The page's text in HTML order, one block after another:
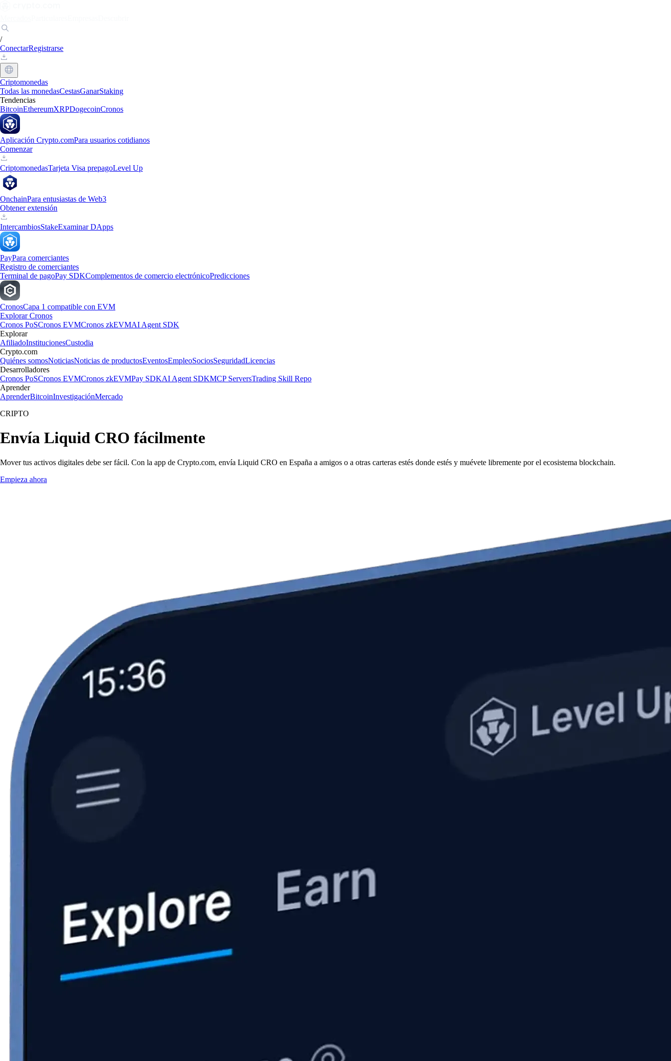
/
ConectarRegistrarse
Criptomonedas
Todas las monedasCestasGanarStaking
Tendencias
BitcoinEthereumXRPDogecoinCronos
Aplicación Crypto.comPara usuarios cotidianos
Comenzar
CriptomonedasTarjeta Visa prepagoLevel Up
OnchainPara entusiastas de Web3
Obtener extensión
IntercambiosStakeExaminar DApps
PayPara comerciantes
Registro de comerciantes
Terminal de pagoPay SDKComplementos de comercio electrónicoPredicciones
CronosCapa 1 compatible con EVM
Explorar Cronos
Cronos PoSCronos EVMCronos zkEVMAI Agent SDK
Explorar
AfiliadoInstitucionesCustodia
Crypto.com
Quiénes somosNoticiasNoticias de productosEventosEmpleoSociosSeguridadLicencias
Desarrolladores
Cronos PoSCronos EVMCronos zkEVMPay SDKAI Agent SDKMCP ServersTrading Skill Repo
Aprender
AprenderBitcoinInvestigaciónMercado
CRIPTO
Envía Liquid CRO fácilmente
Mover tus activos digitales debe ser fácil. Con la app de Crypto.com, envía Liquid CRO en España a amigos o a otras carteras estés donde estés y muévete libremente por el ecosistema blockchain.
Empieza ahora